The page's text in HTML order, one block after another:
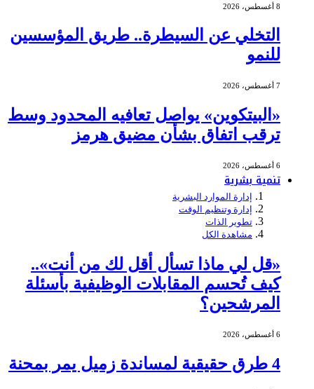
8 أغسطس، 2026
التخلي عن السيطرة.. طريق المؤسسين
للنمو
7 أغسطس، 2026
«البيتكوين» يواصل تعافيه المحدود وسط
ترقب اتفاق بشأن مضيق هرمز
6 أغسطس، 2026
تنمية بشرية
إدارة الموارد البشرية
إدارة وتنظيم الوقت
تطوير الذات
مشاهدة الكل
«قل لي ماذا تسأل أقل لك من أنت»..
كيف تُحسم المقابلات الوظيفية بأسئلة
المرشحين؟
6 أغسطس، 2026
4 طرق حقيقية لمساندة زميل يمر بمحنة